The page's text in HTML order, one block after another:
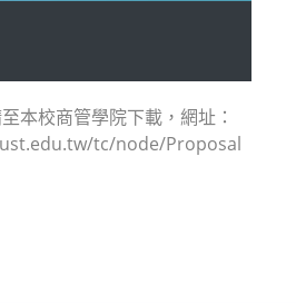
本校商管學院下載，網址：
tc/node/Proposal